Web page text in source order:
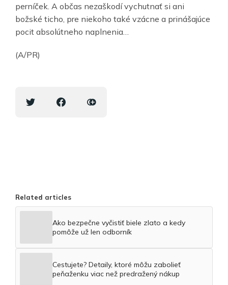
perníček. A občas nezaškodí vychutnať si ani
božské ticho, pre niekoho také vzácne a prinášajúce
pocit absolútneho naplnenia…
(A/PR)
Related articles
Ako bezpečne vyčistiť biele zlato a kedy
pomôže už len odborník
Cestujete? Detaily, ktoré môžu zabolieť
peňaženku viac než predražený nákup